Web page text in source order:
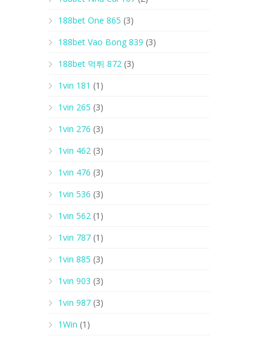
188bet One 865 (3)
188bet Vao Bong 839 (3)
188bet 먹튀 872 (3)
1vin 181 (1)
1vin 265 (3)
1vin 276 (3)
1vin 462 (3)
1vin 476 (3)
1vin 536 (3)
1vin 562 (1)
1vin 787 (1)
1vin 885 (3)
1vin 903 (3)
1vin 987 (3)
1Win (1)